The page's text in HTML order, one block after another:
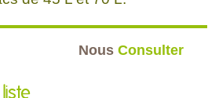
Nous Consulter